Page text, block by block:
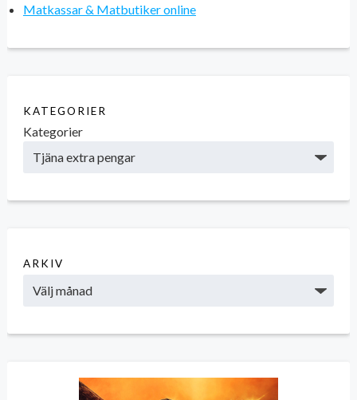
Matkassar & Matbutiker online
KATEGORIER
Kategorier
ARKIV